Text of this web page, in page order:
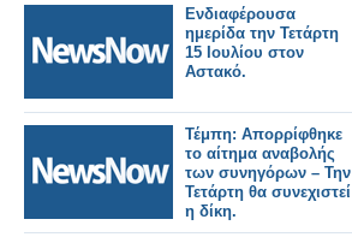
Ενδιαφέρουσα
ημερίδα την Τετάρτη
15 Ιουλίου στον
Αστακό.
Τέμπη: Απορρίφθηκε
το αίτημα αναβολής
των συνηγόρων – Την
Τετάρτη θα συνεχιστεί
η δίκη.